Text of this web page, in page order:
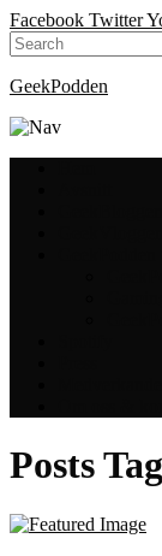
Facebook Twitter
GeekPodden
Posts